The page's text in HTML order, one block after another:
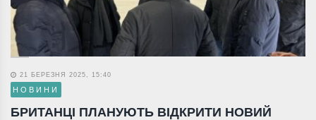
21 БЕРЕЗНЯ 2025, 15:40
НОВИНИ
БРИТАНЦІ ПЛАНУЮТЬ ВІДКРИТИ НОВИЙ